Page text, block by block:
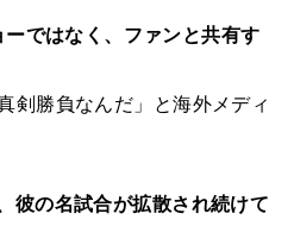
ではなく、ファンと共有す
剣勝負なんだ」と海外メディ
彼の名試合が拡散され続けて